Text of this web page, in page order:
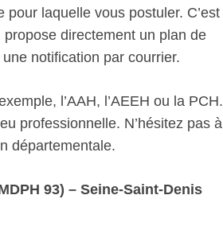
pour laquelle vous postuler. C’est
propose directement un plan de
notification par courrier.
l’AAH, l’AEEH ou la PCH.
professionnelle. N’hésitez pas à
départementale.
93) – Seine-Saint-Denis